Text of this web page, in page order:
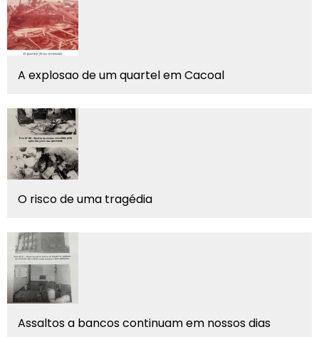
A explosao de um quartel em Cacoal
O risco de uma tragédia
Assaltos a bancos continuam em nossos dias